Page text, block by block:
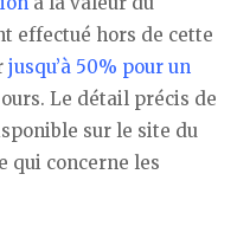
effectué hors de cette
jusqu’à 50% pour un
Le détail précis de
sur le site du
qui concerne les